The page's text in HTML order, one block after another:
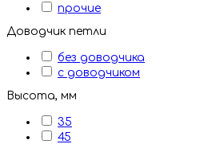
прочие
Доводчик петли
без доводчика
с доводчиком
Высота, мм
35
45